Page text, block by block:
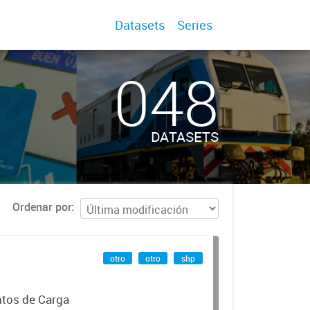
Datasets Series
048
DATASETS
Ordenar por
de Carga
otro otro shp